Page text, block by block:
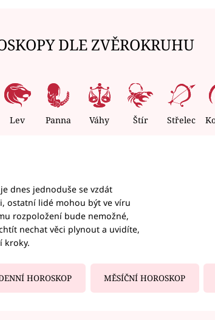
DLE ZVĚROKRUHU
Lev Panna Váhy Štír Střelec
dnes jednoduše se vzdát
ostatní lidé mohou být ve víru
rozpoložení bude nemožné,
nechat věci plynout a uvidíte,
kroky.
HOROSKOP MĚSÍČNÍ HOROSKOP